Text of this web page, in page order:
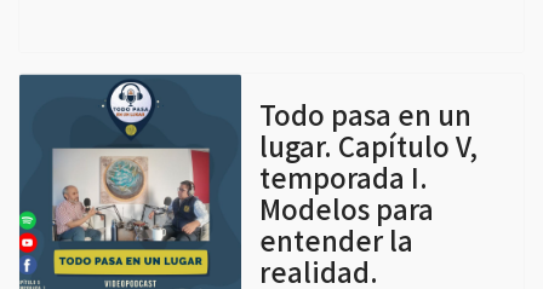
Todo pasa en un
lugar. Capítulo V,
temporada I.
Modelos para
entender la
realidad.